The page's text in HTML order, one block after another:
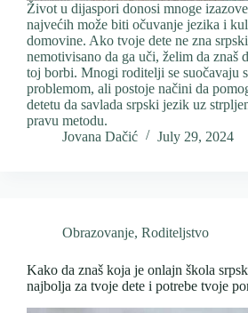
Život u dijaspori donosi mnoge
najvećih može biti očuvanje jezika i
domovine. Ako tvoje dete ne zna
nemotivisano da ga uči, želim da znaš
toj borbi. Mnogi roditelji se suočavaju
problemom, ali postoje načini da
detetu da savlada srpski jezik uz
pravu metodu.
Jovana Dačić
July 29, 2024
Obrazovanje, Roditeljstvo
Kako da znaš koja je onlajn škola
najbolja za tvoje dete i potrebe tvoje